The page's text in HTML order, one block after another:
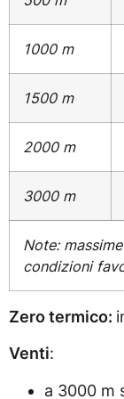
1000 m
1500 m
2000 m
3000 m
Note:
condizioni
Zero termico:
Venti:
a 3000 m